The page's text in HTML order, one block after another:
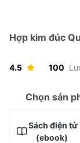
Hợp kim đúc
4.5 100
Chọn sản
Sách điện tử
(ebook)